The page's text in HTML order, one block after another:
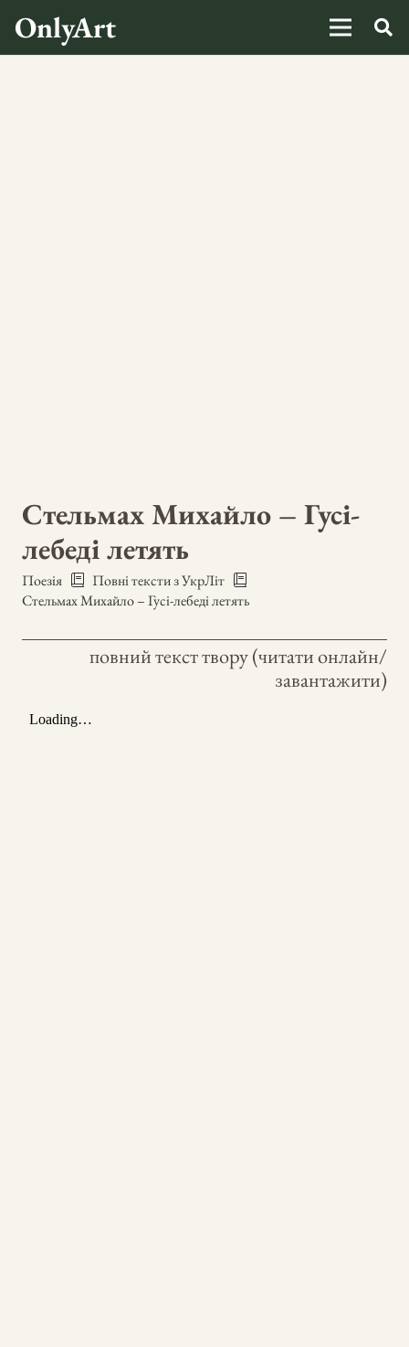
OnlyArt
Стельмах Михайло – Гусі-
лебеді летять
Поезія
Повні тексти з УкрЛіт
Стельмах Михайло – Гусі-лебеді летять
повний текст твору (читати онлайн/
завантажити)